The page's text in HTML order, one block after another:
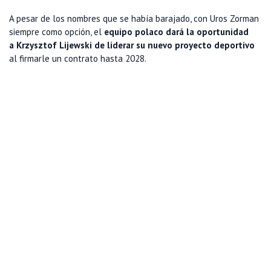
A pesar de los nombres que se había barajado, con Uros Zorman
siempre como opción, el equipo polaco dará la oportunidad
a Krzysztof Lijewski de liderar su nuevo proyecto deportivo
al firmarle un contrato hasta 2028.